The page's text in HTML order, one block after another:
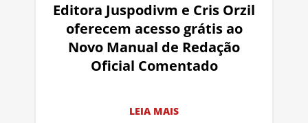
Editora Juspodivm e Cris Orzil
oferecem acesso grátis ao
Novo Manual de Redação
Oficial Comentado
LEIA MAIS